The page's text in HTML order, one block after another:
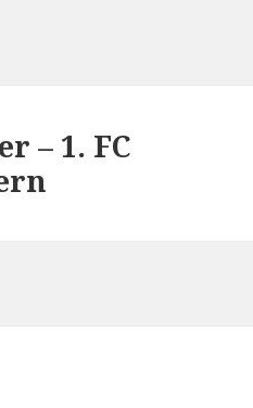
– 1. FC